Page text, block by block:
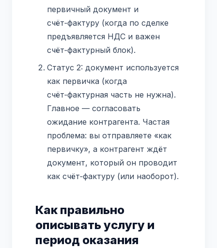
первичный документ и
счёт‑фактуру (когда по сделке
предъявляется НДС и важен
счёт‑фактурный блок).
Статус 2: документ используется
как первичка (когда
счёт‑фактурная часть не нужна).
Главное — согласовать
ожидание контрагента. Частая
проблема: вы отправляете «как
первичку», а контрагент ждёт
документ, который он проводит
как счёт‑фактуру (или наоборот).
Как правильно
описывать услугу и
период оказания